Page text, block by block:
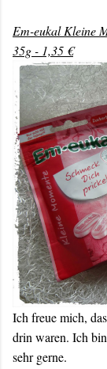
Em-eukal Kleine
35g - 1,35 €
Ich freue mich,
drin waren. Ich
sehr gerne.